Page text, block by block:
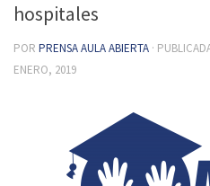
hospitales
POR PRENSA AULA ABIERTA ·
ENERO, 2019